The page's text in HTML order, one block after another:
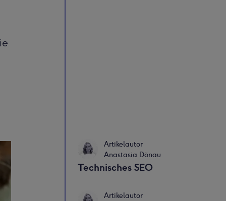
Artikelautor
Anastasia Dönau
Technisches SEO
Artikelautor